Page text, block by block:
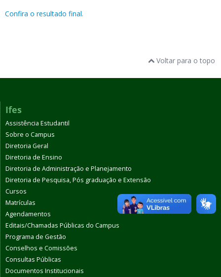
Confira o resultado final.
Voltar para o topo
Ifes
Assistência Estudantil
Sobre o Campus
Diretoria Geral
Diretoria de Ensino
Diretoria de Administração e Planejamento
Diretoria de Pesquisa, Pós graduação e Extensão
Cursos
Matrículas
Agendamentos
Editais/Chamadas Públicas do Campus
Programa de Gestão
Conselhos e Comissões
Consultas Públicas
Documentos Institucionais